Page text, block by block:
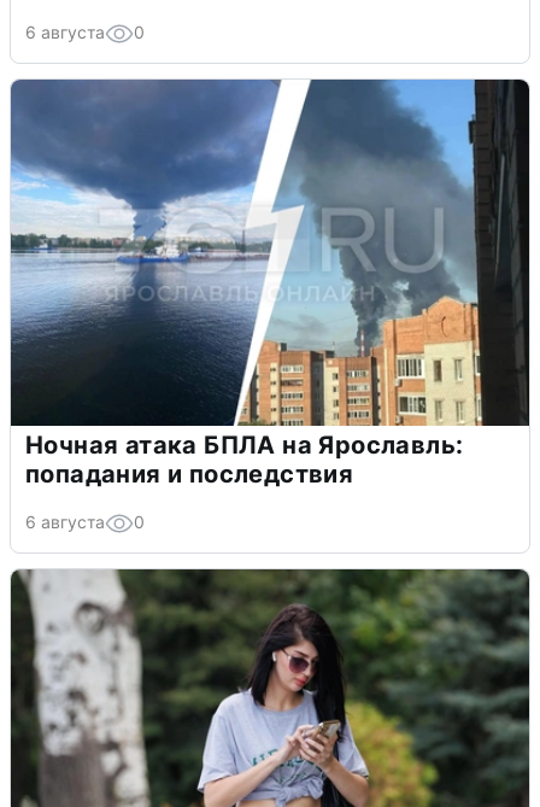
6 августа 0
Ночная атака БПЛА на Ярославль:
попадания и последствия
6 августа 0